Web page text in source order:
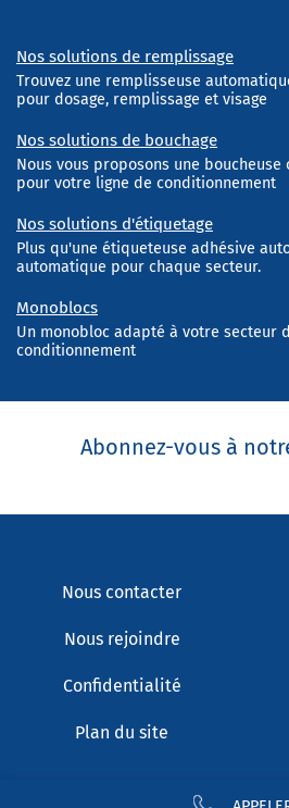
Nos solutions de remplissage
Trouvez une remplisseuse
pour dosage, remplissage et visage
Nos solutions de bouchage
Nous vous proposons une
pour votre ligne de conditionnement
Nos solutions d'étiquetage
Plus qu'une étiqueteuse adhésive
automatique pour chaque secteur.
Monoblocs
Un monobloc adapté à votre secteur
conditionnement
Abonnez-vous à
Nous contacter
Nous rejoindre
Confidentialité
Plan du site